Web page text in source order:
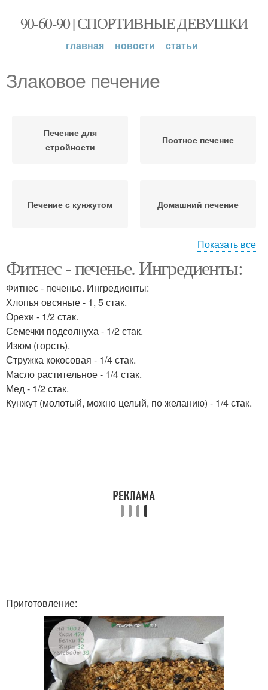
90-60-90 | СПОРТИВНЫЕ ДЕВУШКИ
главная новости статьи
Злаковое печение
Печение для
стройности
Постное печение
Печение с кунжутом Домашний печение
Печение с кужутом Диетическое печение
Овсяное печение
Показать все
Фитнес - печенье. Ингредиенты:
Фитнес - печенье. Ингредиенты:
Хлопья овсяные - 1, 5 стак.
Орехи - 1/2 стак.
Семечки подсолнуха - 1/2 стак.
Изюм (горсть).
Стружка кокосовая - 1/4 стак.
Масло растительное - 1/4 стак.
Мед - 1/2 стак.
Кунжут (молотый, можно целый, по желанию) - 1/4 стак.
Приготовление: